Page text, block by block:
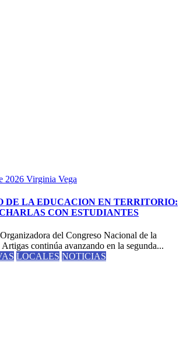
2026 Virginia Vega
DE LA EDUCACION EN TERRITORIO:
CON ESTUDIANTES
del Congreso Nacional de la
continúa avanzando en la segunda...
LOCALES NOTICIAS